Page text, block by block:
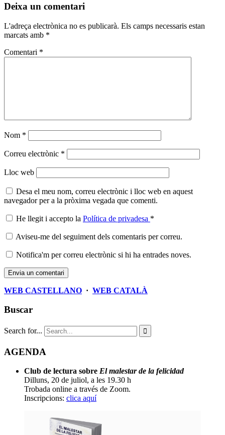
Deixa un comentari
L'adreça electrònica no es publicarà. Els camps necessaris estan
marcats amb *
Comentari *
Nom *
Correu electrònic *
Lloc web
Desa el meu nom, correu electrònic i lloc web en aquest
navegador per a la pròxima vegada que comenti.
He llegit i accepto la Política de privadesa *
Aviseu-me del seguiment dels comentaris per correu.
Notifica'm per correu electrònic si hi ha entrades noves.
WEB CASTELLANO · WEB CATALÀ
Buscar
Search for... 
AGENDA
Club de lectura sobre El malestar de la felicidad
Dilluns, 20 de juliol, a les 19.30 h
Trobada online a través de Zoom.
Inscripcions: clica aquí